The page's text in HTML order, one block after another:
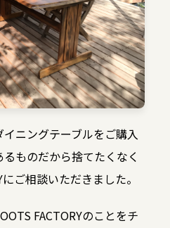
ニングテーブルをご購入
ものだから捨てたくなく
ご相談いただきました。
FACTORYのことをチ